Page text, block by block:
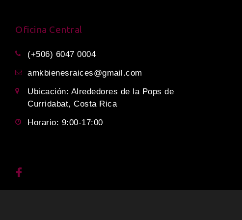
Oficina Central
(+506) 6047 0004
amkbienesraices@gmail.com
Ubicación: Alrededores de la Pops de
Curridabat, Costa Rica
Horario: 9:00-17:00